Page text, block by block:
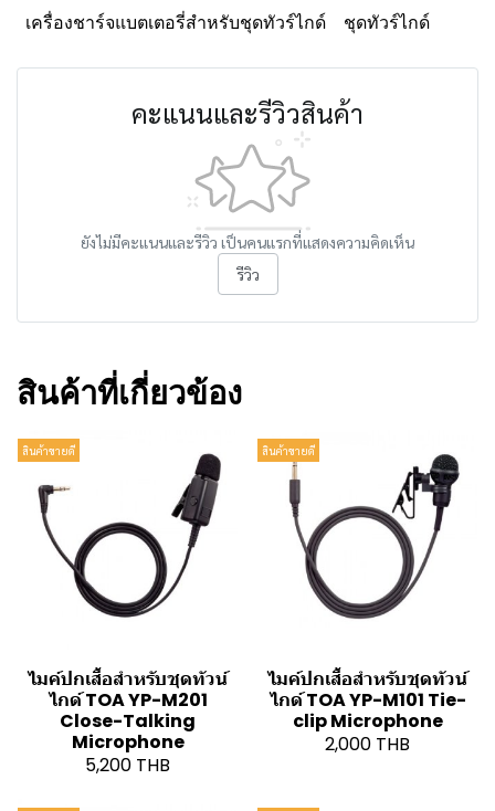
เครื่องชาร์จแบตเตอรี่สำหรับชุดทัวร์ไกด์
ชุดทัวร์ไกด์
คะแนนและรีวิวสินค้า
ยังไม่มีคะแนนและรีวิว เป็นคนแรกที่แสดงความคิดเห็น
รีวิว
สินค้าที่เกี่ยวข้อง
สินค้าขายดี
ไมค์ปกเสื้อสำหรับชุดทัวน์
ไกด์ TOA YP-M201
Close-Talking
Microphone
5,200 THB
สินค้าขายดี
ไมค์ปกเสื้อสำหรับชุดทัวน์
ไกด์ TOA YP-M101 Tie-
clip Microphone
2,000 THB